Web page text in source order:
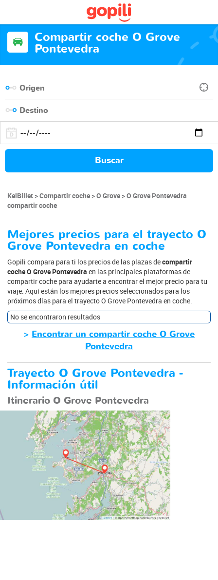
Compartir coche O Grove
Pontevedra
Buscar
KelBillet Compartir coche O Grove
O Grove Pontevedra
compartir coche
Mejores precios para el trayecto O
Grove Pontevedra en coche
Gopili compara para ti los precios de las plazas decompartir
coche O Grove Pontevedra en las principales plataformas de
compartir coche para ayudarte a encontrar el mejor precio para tu
viaje. Aquí están los mejores precios seleccionados para los
próximos días para el trayecto O Grove Pontevedra en coche.
No se encontraron resultados
> Encontrar un compartir coche O Grove
Pontevedra
Trayecto O Grove Pontevedra -
Información útil
Itinerario O Grove Pontevedra